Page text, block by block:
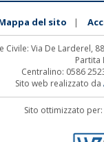
del sito |
Via De Larderel,
Partita
Centralino: 0586
Sito web realizzato da
Sito ottimizzato per: